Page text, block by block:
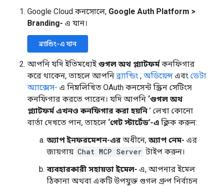
Google Cloud কনসোলে, Google Auth Platform >
Branding- এ যান।
ব্র্যান্ডিং-এ যান
আপনি যদি ইতিমধ্যেইগুগল অথ প্ল্যাটফর্মকনফিগার
করে থাকেন, তাহলে আপনিব্র্যান্ডিং , অডিয়েন্স এবং ডেটা
অ্যাক্সেস- এ নিম্নলিখিত OAuth কনসেন্ট স্ক্রিন সেটিংস
কনফিগার করতে পারেন। যদি আপনি ‘গুগল অথ
প্ল্যাটফর্ম এখনও কনফিগার করা হয়নি ’ লেখা কোনো
বার্তা দেখতে পান, তাহলে ‘গেট স্টার্টেড’-এ ক্লিক করুন:
অ্যাপ ইনফরমেশন-এর অধীনে, অ্যাপ নেম- এর
জায়গায় Chat MCP Server টাইপ করুন।
ব্যবহারকারী সহায়তা ইমেল- এ, আপনার ইমেল
ঠিকানা অথবা একটি উপযুক্ত গুগল গ্রুপ নির্বাচন